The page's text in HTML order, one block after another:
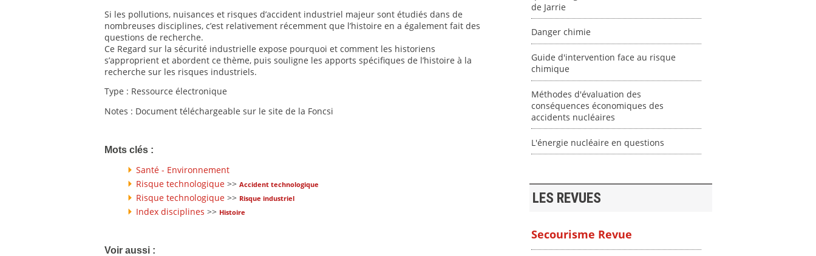
Si les pollutions, nuisances et risques d’accident industriel majeur sont étudiés dans de
nombreuses disciplines, c’est relativement récemment que l’histoire en a également fait des
questions de recherche.
Ce Regard sur la sécurité industrielle expose pourquoi et comment les historiens
s’approprient et abordent ce thème, puis souligne les apports spécifiques de l’histoire à la
recherche sur les risques industriels.
Type : Ressource électronique
Notes : Document téléchargeable sur le site de la Foncsi
Mots clés :
Santé - Environnement
Risque technologique >> Accident technologique
Risque technologique >> Risque industriel
Index disciplines >> Histoire
Voir aussi :
de Jarrie
Danger chimie
Guide d'intervention face au risque
chimique
Méthodes d'évaluation des
conséquences économiques des
accidents nucléaires
L'énergie nucléaire en questions
LES REVUES
Secourisme Revue